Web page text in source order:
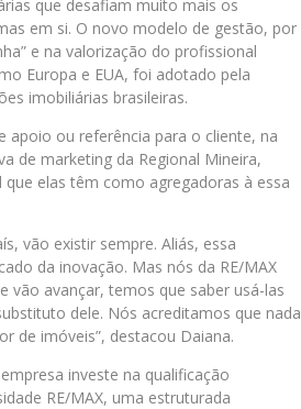
que desafiam muito mais os
em si. O novo modelo de gestão, por
e na valorização do profissional
Europa e EUA, foi adotado pela
imobiliárias brasileiras.
ou referência para o cliente, na
de marketing da Regional Mineira,
elas têm como agregadoras à essa
vão existir sempre. Aliás, essa
da inovação. Mas nós da RE/MAX
vão avançar, temos que saber usá-las
dele. Nós acreditamos que nada
de imóveis”, destacou Daiana.
investe na qualificação
RE/MAX, uma estruturada